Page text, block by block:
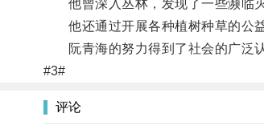
他曾深入丛林，发现了一些濒临灭
他还通过开展各种植树种草的公益
阮青海的努力得到了社会的广泛认
#3#
评论